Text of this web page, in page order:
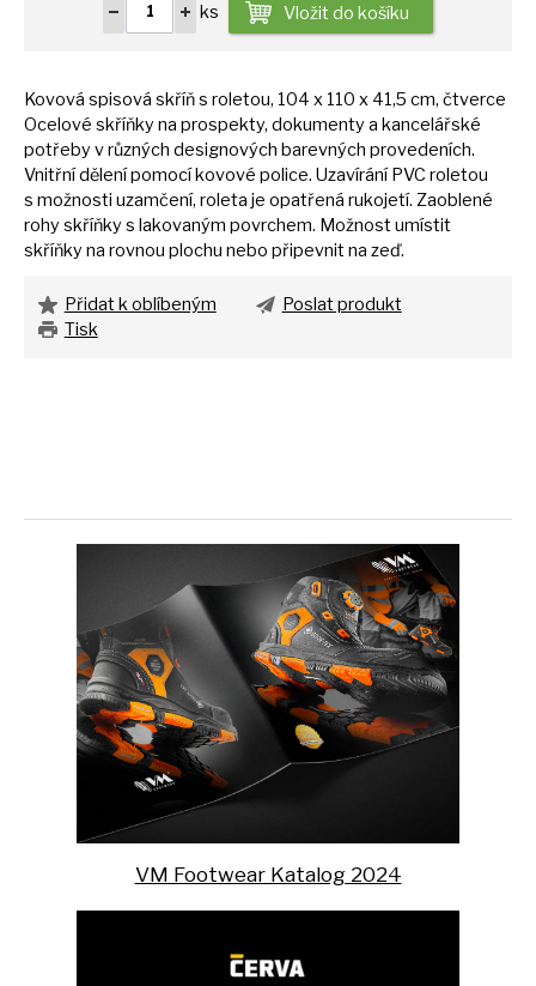
ks Vložit do košíku
Kovová spisová skříňs roletou, 104 x 110 x 41,5 cm, čtverce
Ocelové skříňkyna prospekty, dokumentya kancelářské
potřebyvrůzných designových barevných provedeních.
Vnitřní dělení pomocí kovové police. Uzavírání PVC roletou
s možnosti uzamčení, roleta je opatřená rukojetí. Zaoblené
rohy skříňkys lakovaným povrchem. Možnost umístit
skříňkyna rovnou plochu nebo připevnitna zeď.
Přidat k oblíbeným
Poslat produkt
Tisk
VM Footwear Katalog 2024